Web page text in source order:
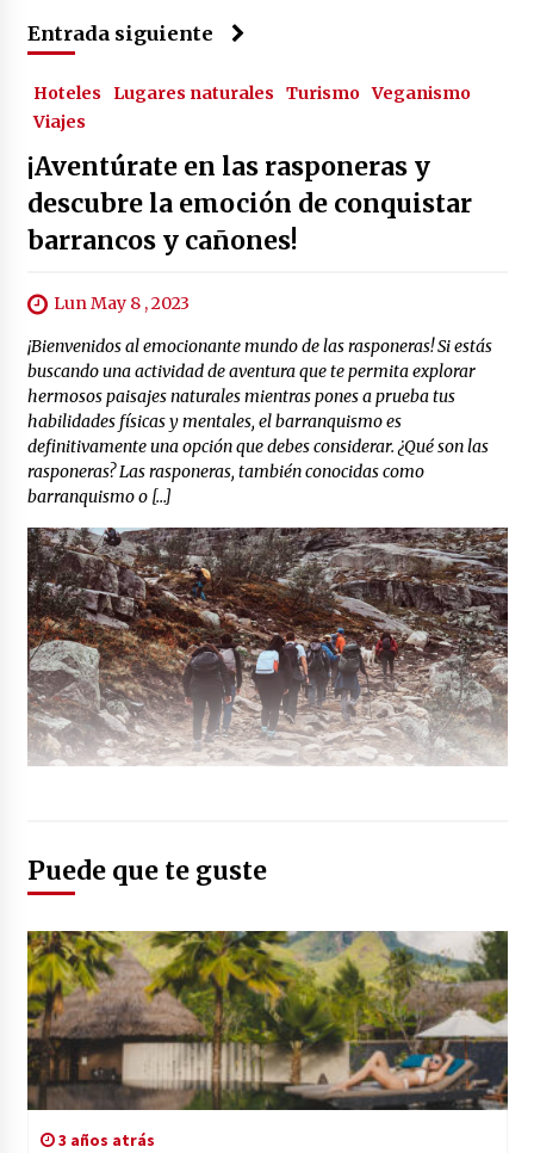
Entrada siguiente
Hoteles Lugares naturales Turismo Veganismo
Viajes
¡Aventúrate en las rasponeras y
descubre la emoción de conquistar
barrancos y cañones!
Lun May 8 , 2023
¡Bienvenidos al emocionante mundo de las rasponeras! Si estás
buscando una actividad de aventura que te permita explorar
hermosos paisajes naturales mientras pones a prueba tus
habilidades físicas y mentales, el barranquismo es
definitivamente una opción que debes considerar. ¿Qué son las
rasponeras? Las rasponeras, también conocidas como
barranquismo o […]
Puede que te guste
3 años atrás